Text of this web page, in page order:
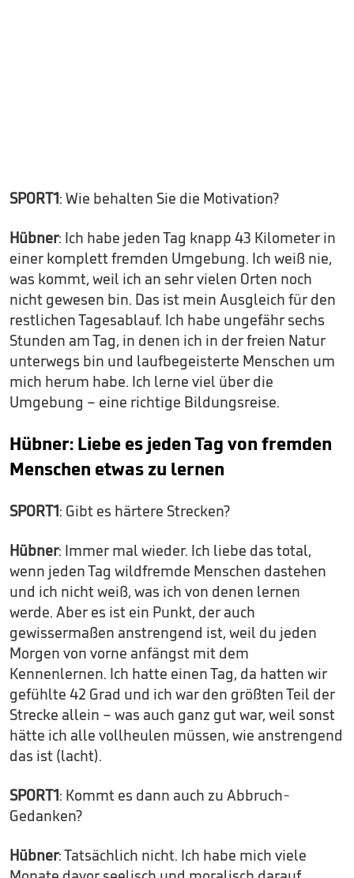
SPORT1: Wie behalten Sie die Motivation?
Hübner: Ich habe jeden Tag knapp 43 Kilometer in
einer komplett fremden Umgebung. Ich weiß nie,
was kommt, weil ich an sehr vielen Orten noch
nicht gewesen bin. Das ist mein Ausgleich für den
restlichen Tagesablauf. Ich habe ungefähr sechs
Stunden am Tag, in denen ich in der freien Natur
unterwegs bin und laufbegeisterte Menschen um
mich herum habe. Ich lerne viel über die
Umgebung – eine richtige Bildungsreise.
Hübner: Liebe es jeden Tag von fremden
Menschen etwas zu lernen
SPORT1: Gibt es härtere Strecken?
Hübner: Immer mal wieder. Ich liebe das total,
wenn jeden Tag wildfremde Menschen dastehen
und ich nicht weiß, was ich von denen lernen
werde. Aber es ist ein Punkt, der auch
gewissermaßen anstrengend ist, weil du jeden
Morgen von vorne anfängst mit dem
Kennenlernen. Ich hatte einen Tag, da hatten wir
gefühlte 42 Grad und ich war den größten Teil der
Strecke allein – was auch ganz gut war, weil sonst
hätte ich alle vollheulen müssen, wie anstrengend
das ist (lacht).
SPORT1: Kommt es dann auch zu Abbruch-
Gedanken?
Hübner: Tatsächlich nicht. Ich habe mich viele